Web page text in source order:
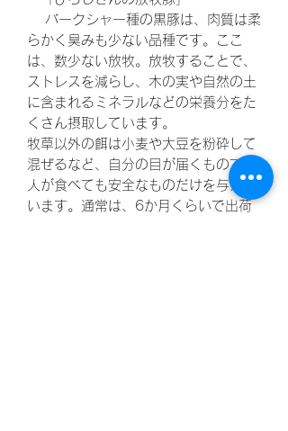
バークシャー種の黒豚は、肉質は柔
らかく臭みも少ない品種です。ここ
は、数少ない放牧。放牧することで、
ストレスを減らし、木の実や自然の土
に含まれるミネラルなどの栄養分をた
くさん摂取しています。
牧草以外の餌は小麦や大豆を粉砕して
混ぜるなど、自分の目が届くもので、
人が食べても安全なものだけを与えて
います。通常は、6か月くらいで出荷